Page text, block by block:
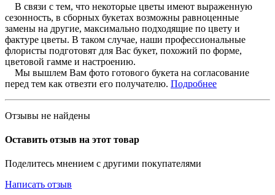
В связи с тем, что некоторые цветы имеют выраженную
сезонность, в сборных букетах возможны равноценные
замены на другие, максимально подходящие по цвету и
фактуре цветы. В таком случае, наши профессиональные
флористы подготовят для Вас букет, похожий по форме,
цветовой гамме и настроению.
Мы вышлем Вам фото готового букета на согласование
перед тем как отвезти его получателю. Подробнее
Отзывы не найдены
Оставить отзыв на этот товар
Поделитесь мнением с другими покупателями
Написать отзыв